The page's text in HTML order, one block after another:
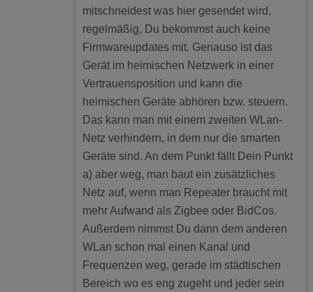
mitschneidest was hier gesendet wird,
regelmäßig, Du bekommst auch keine
Firmwareupdates mit. Genauso ist das
Gerät im heimischen Netzwerk in einer
Vertrauensposition und kann die
heimischen Geräte abhören bzw. steuern.
Das kann man mit einem zweiten WLan-
Netz verhindern, in dem nur die smarten
Geräte sind. An dem Punkt fällt Dein Punkt
a) aber weg, man baut ein zusätzliches
Netz auf, wenn man Repeater braucht mit
mehr Aufwand als Zigbee oder BidCos.
Außerdem nimmst Du dann dem anderen
WLan schon mal einen Kanal und
Frequenzen weg, gerade im städtischen
Bereich wo es eng zugeht und jeder sein